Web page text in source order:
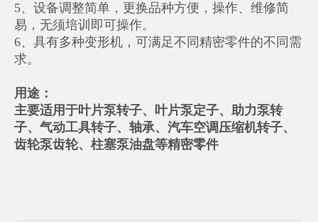
5、设备调整简单，更换品种方便，操作、维修简
易，无须培训即可操作。
6、具有多种变形机，可满足不同精密零件的不同需
求。
用途：
主要适用于叶片泵转子、叶片泵定子、助力泵转
子、气动工具转子、轴承、汽车空调压缩机转子、
齿轮泵齿轮、柱塞泵油盘等精密零件